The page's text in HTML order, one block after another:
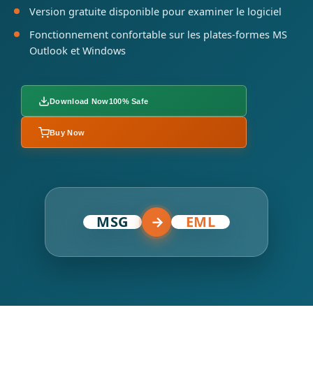
Version gratuite disponible pour examiner le logiciel
Fonctionnement confortable sur les plates-formes MS
Outlook et Windows
Download Now100% Safe
Buy Now
MSG → EML